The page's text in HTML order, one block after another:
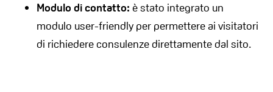
Modulo di contatto: è stato integrato un
modulo user-friendly per permettere ai visitatori
di richiedere consulenze direttamente dal sito.